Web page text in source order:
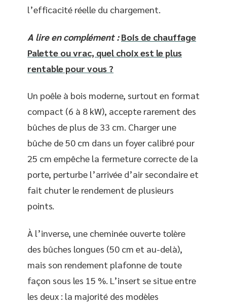
l’efficacité réelle du chargement.
A lire en complément : Bois de chauffage
Palette ou vrac, quel choix est le plus
rentable pour vous ?
Un poêle à bois moderne, surtout en format
compact (6 à 8 kW), accepte rarement des
bûches de plus de 33 cm. Charger une
bûche de 50 cm dans un foyer calibré pour
25 cm empêche la fermeture correcte de la
porte, perturbe l’arrivée d’air secondaire et
fait chuter le rendement de plusieurs
points.
À l’inverse, une cheminée ouverte tolère
des bûches longues (50 cm et au-delà),
mais son rendement plafonne de toute
façon sous les 15 %. L’insert se situe entre
les deux : la majorité des modèles